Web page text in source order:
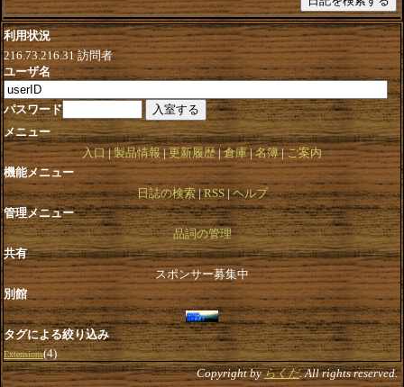
利用状況
216.73.216.31訪問者
ユーザ名
パスワード
メニュー
入口 製品情報 更新履歴 倉庫 名簿 ご案内
機能メニュー
日誌の検索 RSS ヘルプ
管理メニュー
品詞の管理
共有
スポンサー募集中
別館
タグによる絞り込み
Extensions(4)
Copyright byらくだ. All rights reserved.